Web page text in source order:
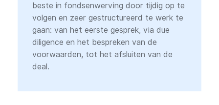
beste in fondsenwerving door tijdig op te
volgen en zeer gestructureerd te werk te
gaan: van het eerste gesprek, via due
diligence en het bespreken van de
voorwaarden, tot het afsluiten van de
deal.